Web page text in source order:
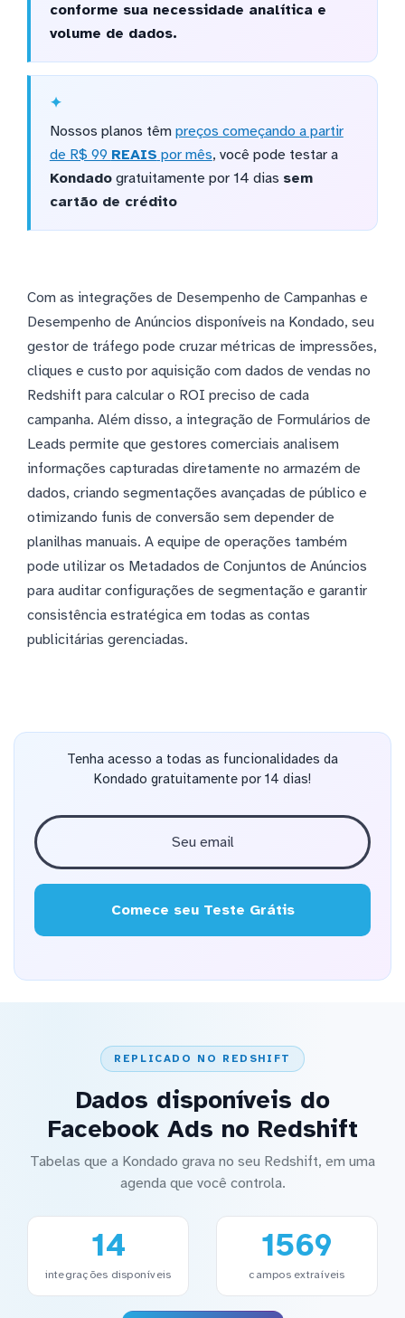
conforme sua necessidade analítica e
volume de dados.
Nossos planos têm preços começando a partir
de R$ 99 REAIS por mês, você pode testar a
Kondadogratuitamente por 14 dias sem
cartão de crédito
Com as integrações de Desempenho de Campanhas e
Desempenho de Anúncios disponíveis na Kondado, seu
gestor de tráfego pode cruzar métricas de impressões,
cliques e custo por aquisição com dados de vendas no
Redshift para calcular o ROI preciso de cada
campanha. Além disso, a integração de Formulários de
Leads permite que gestores comerciais analisem
informações capturadas diretamente no armazém de
dados, criando segmentações avançadas de público e
otimizando funis de conversão sem depender de
planilhas manuais. A equipe de operações também
pode utilizar os Metadados de Conjuntos de Anúncios
para auditar configurações de segmentação e garantir
consistência estratégica em todas as contas
publicitárias gerenciadas.
Tenha acesso a todas as funcionalidades da
Kondado gratuitamente por 14 dias!
Comece seu Teste Grátis
REPLICADO NO REDSHIFT
Dados disponíveis do
Facebook Ads no Redshift
Tabelas que a Kondado grava no seu Redshift, em uma
agenda que você controla.
14
integrações disponíveis
1569
campos extraíveis